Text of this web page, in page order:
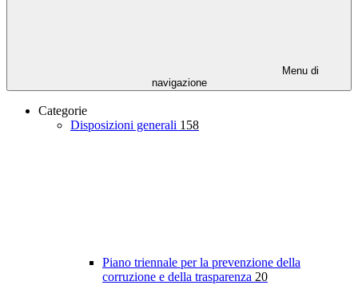
Menu di
navigazione
Categorie
Disposizioni generali 158
Piano triennale per la prevenzione della
corruzione e della trasparenza 20